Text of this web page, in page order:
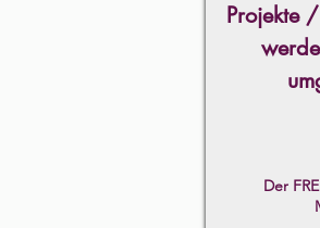
Projekte
Der